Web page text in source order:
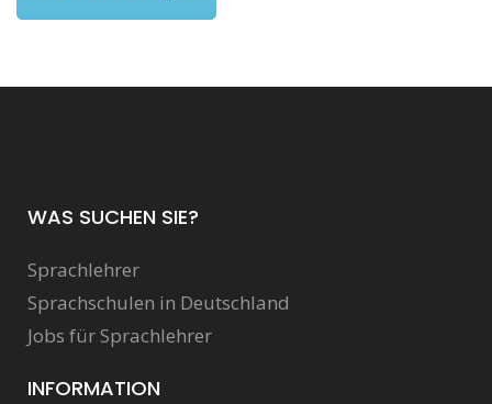
WAS SUCHEN SIE?
Sprachlehrer
Sprachschulen in Deutschland
Jobs für Sprachlehrer
INFORMATION